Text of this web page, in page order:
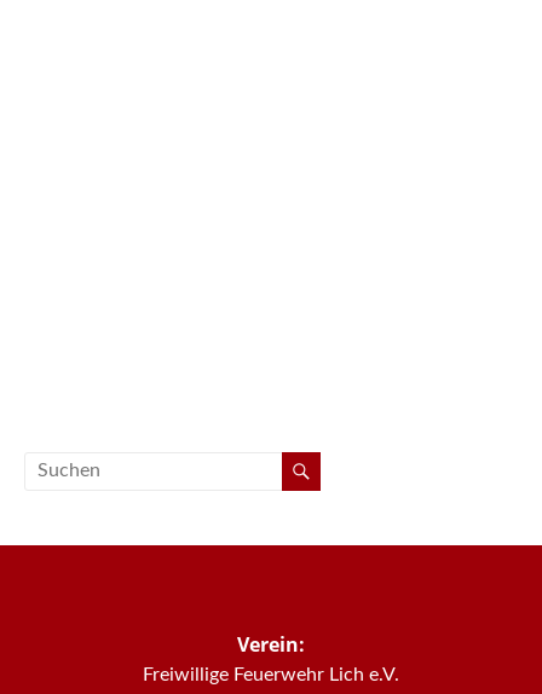
Verein:
Freiwillige Feuerwehr Lich e.V.